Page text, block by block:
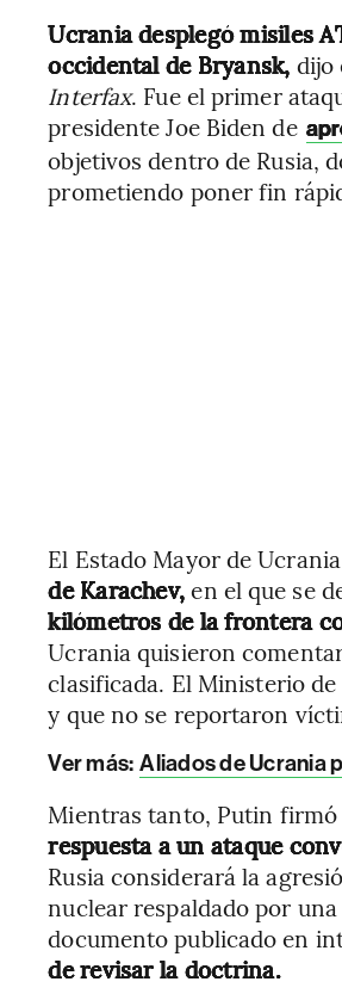
Ucrania desplegó misiles
occidental de Bryansk, dijo
Interfax. Fue el primer
presidente Joe Biden de
objetivos dentro de Rusia,
prometiendo poner fin
El Estado Mayor de
de Karachev,en el que se
kilómetros de la frontera
Ucrania quisieron
clasificada. El Ministerio
y que no se reportaron
Ver más: Aliados de Ucrania
Mientras tanto, Putin
respuesta a un ataque
Rusia considerará la
nuclear respaldado por
documento publicado en
de revisar la doctrina.